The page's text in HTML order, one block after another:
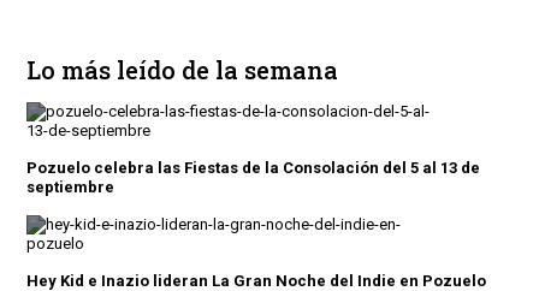
Lo más leído de la semana
Pozuelo celebra las Fiestas de la Consolación del 5 al 13 de
septiembre
Hey Kid e Inazio lideran La Gran Noche del Indie en Pozuelo